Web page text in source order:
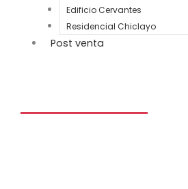
Edificio Cervantes
Residencial Chiclayo
Post venta